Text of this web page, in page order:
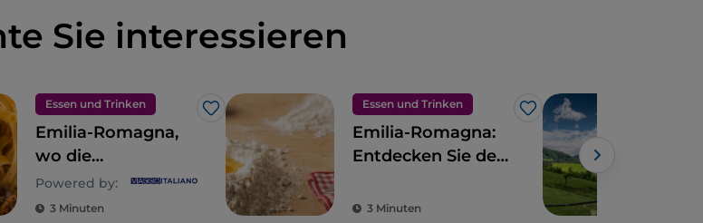
Sie interessieren
Essen und Trinken
Like
Emilia-Romagna,
wo die
Gastronomie ein
Reich der Sinne ist
Powered by:
3 Minuten
Essen und Trinken
Like
Emilia-Romagna:
Entdecken Sie den
3 Minuten